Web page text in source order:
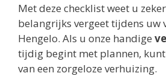
Met deze checklist weet u
belangrijks vergeet tijdens uw
Hengelo. Als u onze handige
tijdig begint met plannen,
van een zorgeloze verhuizing.